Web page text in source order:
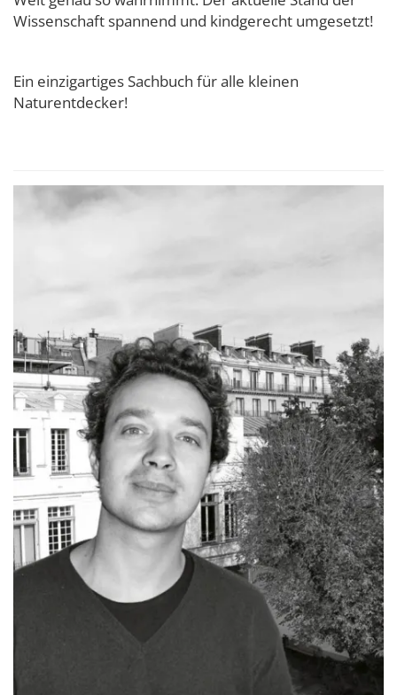
Wissenschaft spannend und kindgerecht umgesetzt!
Ein einzigartiges Sachbuch für alle kleinen
Naturentdecker!